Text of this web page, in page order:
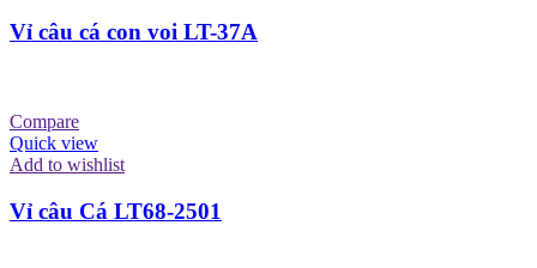
Vỉ câu cá con voi LT-37A
Compare
Quick view
Add to wishlist
Vỉ câu Cá LT68-2501